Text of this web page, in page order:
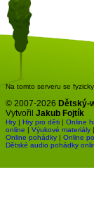
Na tomto serveru se
© 2007-2026 Dětský-
Vytvořil Jakub Fojtík
Hry | Hry pro děti | Online
online | Výukové materiály |
Online pohádky | Online
Dětské audio pohádky